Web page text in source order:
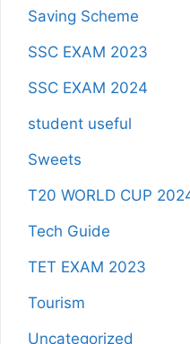
Saving Scheme
SSC EXAM 2023
SSC EXAM 2024
student useful
Sweets
T20 WORLD CUP
Tech Guide
TET EXAM 2023
Tourism
Uncategorized